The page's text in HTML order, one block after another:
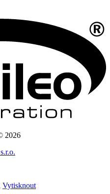
2026
Vytisknout